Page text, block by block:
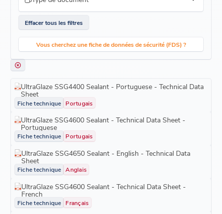
Effacer tous les filtres
Vous cherchez une fiche de données de sécurité (FDS) ?
UltraGlaze SSG4400 Sealant - Portuguese - Technical Data
Sheet
Fiche technique Portugais
UltraGlaze SSG4600 Sealant - Technical Data Sheet -
Portuguese
Fiche technique Portugais
UltraGlaze SSG4650 Sealant - English - Technical Data
Sheet
Fiche technique Anglais
UltraGlaze SSG4600 Sealant - Technical Data Sheet -
French
Fiche technique Français